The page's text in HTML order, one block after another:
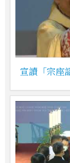
宣讀「宗座